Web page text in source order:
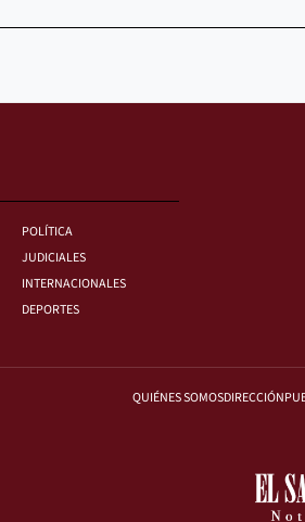
POLÍTICA
JUDICIALES
INTERNACIONALES
DEPORTES
QUIÉNES SOMOSDIRECCIÓN